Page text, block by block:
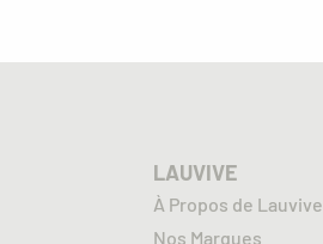
LAUVIVE
À Propos de Lauvive
Nos Marques